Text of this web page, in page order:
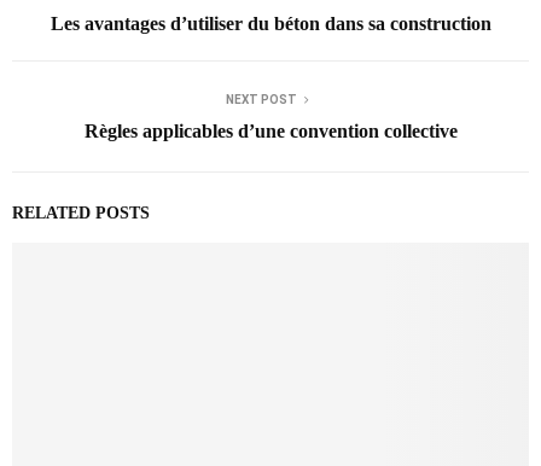
Les avantages d’utiliser du béton dans sa construction
NEXT POST
Règles applicables d’une convention collective
RELATED POSTS